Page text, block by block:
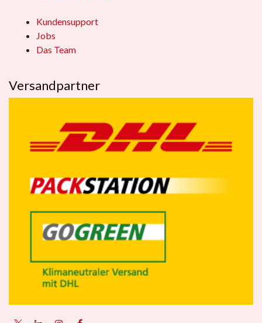
Kundensupport
Jobs
Das Team
Versandpartner